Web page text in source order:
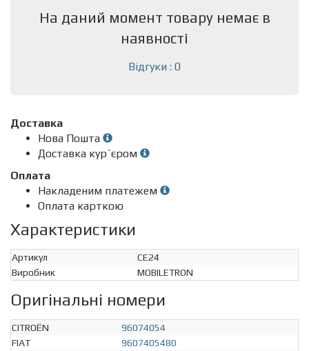
На даний момент товару немає в
наявності
Відгуки : 0
Доставка
Нова Пошта
Доставка кур`єром
Оплата
Накладеним платежем
Оплата карткою
Характеристики
Артикул
CE24
Виробник
MOBILETRON
Оригінальні номери
CITROËN
96074054
FIAT
9607405480